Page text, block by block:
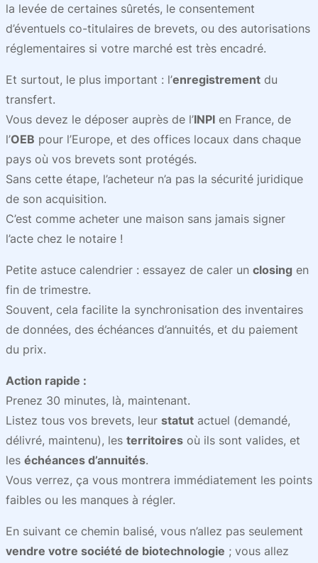
la levée de certaines sûretés, le consentement
d’éventuels co-titulaires de brevets, ou des autorisations
réglementaires si votre marché est très encadré.
Et surtout, le plus important : l’enregistrement du
transfert.
Vous devez le déposer auprès de l’INPI en France, de
l’OEB pour l’Europe, et des offices locaux dans chaque
pays où vos brevets sont protégés.
Sans cette étape, l’acheteur n’a pas la sécurité juridique
de son acquisition.
C’est comme acheter une maison sans jamais signer
l’acte chez le notaire !
Petite astuce calendrier : essayez de caler un closing en
fin de trimestre.
Souvent, cela facilite la synchronisation des inventaires
de données, des échéances d’annuités, et du paiement
du prix.
Action rapide :
Prenez 30 minutes, là, maintenant.
Listez tous vos brevets, leur statut actuel (demandé,
délivré, maintenu), les territoires où ils sont valides, et
les échéances d’annuités.
Vous verrez, ça vous montrera immédiatement les points
faibles ou les manques à régler.
En suivant ce chemin balisé, vous n’allez pas seulement
vendre votre société de biotechnologie ; vous allez